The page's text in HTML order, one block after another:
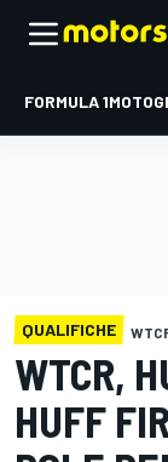
FORMULA 1
QUALIFICHE
WTCR,
HUFF